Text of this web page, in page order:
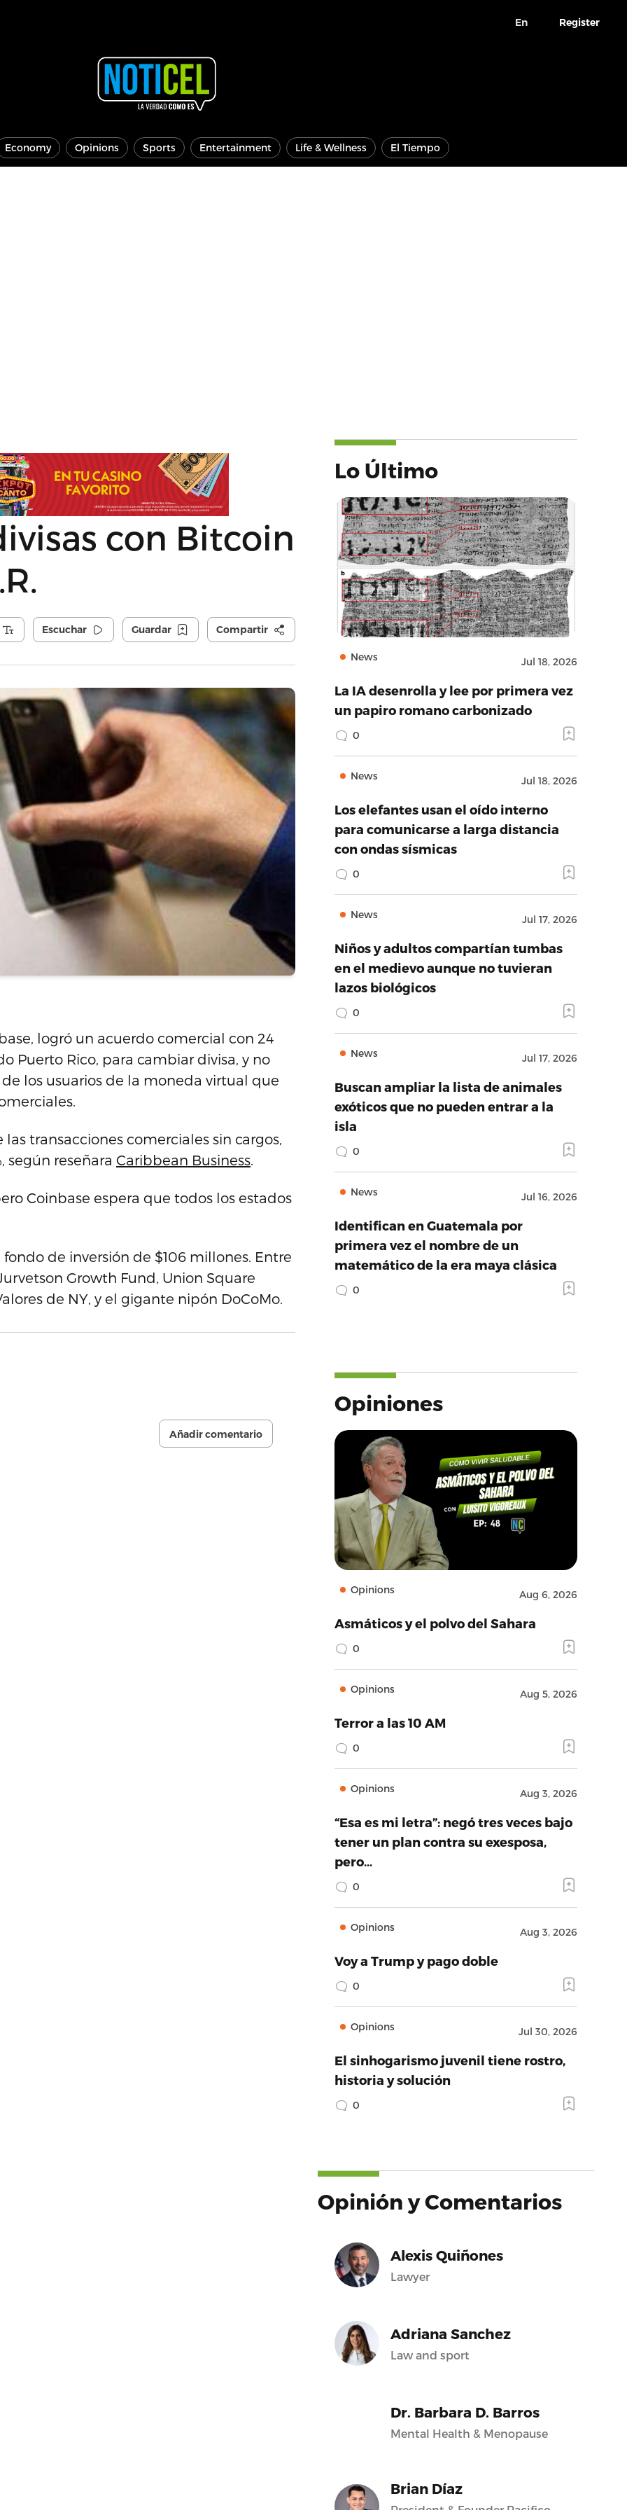
En Register
Economy Opinions Sports Entertainment Life & Wellness El Tiempo
con Bitcoin
Escuchar Guardar Compartir
logró un acuerdo comercial con 24
Puerto Rico, para cambiar divisa, y no
los usuarios de la moneda virtual que
transacciones comerciales sin cargos,
según reseñara Caribbean Business.
Coinbase espera que todos los estados
de inversión de $106 millones. Entre
Growth Fund, Union Square
de NY, y el gigante nipón DoCoMo.
Añadir comentario
Lo Último
News Jul 18, 2026
La IA desenrolla y lee por primera vez
un papiro romano carbonizado
0
News Jul 18, 2026
Los elefantes usan el oído interno
para comunicarse a larga distancia
con ondas sísmicas
0
News Jul 17, 2026
Niños y adultos compartían tumbas
en el medievo aunque no tuvieran
lazos biológicos
0
News Jul 17, 2026
Buscan ampliar la lista de animales
exóticos que no pueden entrar a la
isla
0
News Jul 16, 2026
Identifican en Guatemala por
primera vez el nombre de un
matemático de la era maya clásica
0
Opiniones
Opinions Aug 6, 2026
Asmáticos y el polvo del Sahara
0
Opinions Aug 5, 2026
Terror a las 10 AM
0
Opinions Aug 3, 2026
“Esa es mi letra”: negó tres veces bajo
tener un plan contra su exesposa,
pero…
0
Opinions Aug 3, 2026
Voy a Trump y pago doble
0
Opinions Jul 30, 2026
El sinhogarismo juvenil tiene rostro,
historia y solución
0
Opinión y Comentarios
Alexis Quiñones
Lawyer
Adriana Sanchez
Law and sport
Dr. Barbara D. Barros
Mental Health & Menopause
Brian Díaz